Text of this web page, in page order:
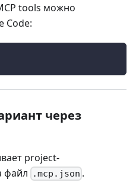
tools можно
Code:
через
project-
файл
.mcp.json .